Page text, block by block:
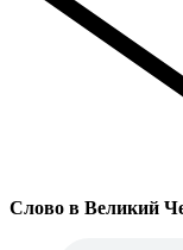
Слово в Великий